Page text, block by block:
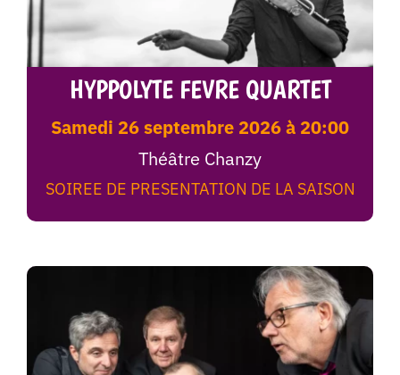
HYPPOLYTE FEVRE QUARTET
samedi 26 septembre 2026 à 20:00
Théâtre Chanzy
SOIREE DE PRESENTATION DE LA SAISON